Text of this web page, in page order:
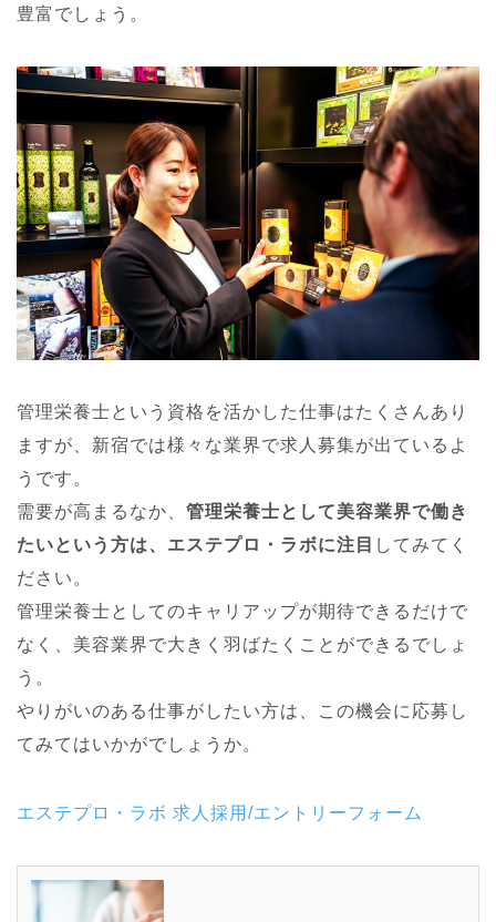
豊富でしょう。
管理栄養士という資格を活かした仕事はたくさんあり
ますが、新宿では様々な業界で求人募集が出ているよ
うです。
需要が高まるなか、 管理栄養士として美容業界で働き
たいという方は、エステプロ・ラボに注目 してみてく
ださい。
管理栄養士としてのキャリアップが期待できるだけで
なく、美容業界で大きく羽ばたくことができるでしょ
う。
やりがいのある仕事がしたい方は、この機会に応募し
てみてはいかがでしょうか。
エステプロ・ラボ 求人採用/エントリーフォーム